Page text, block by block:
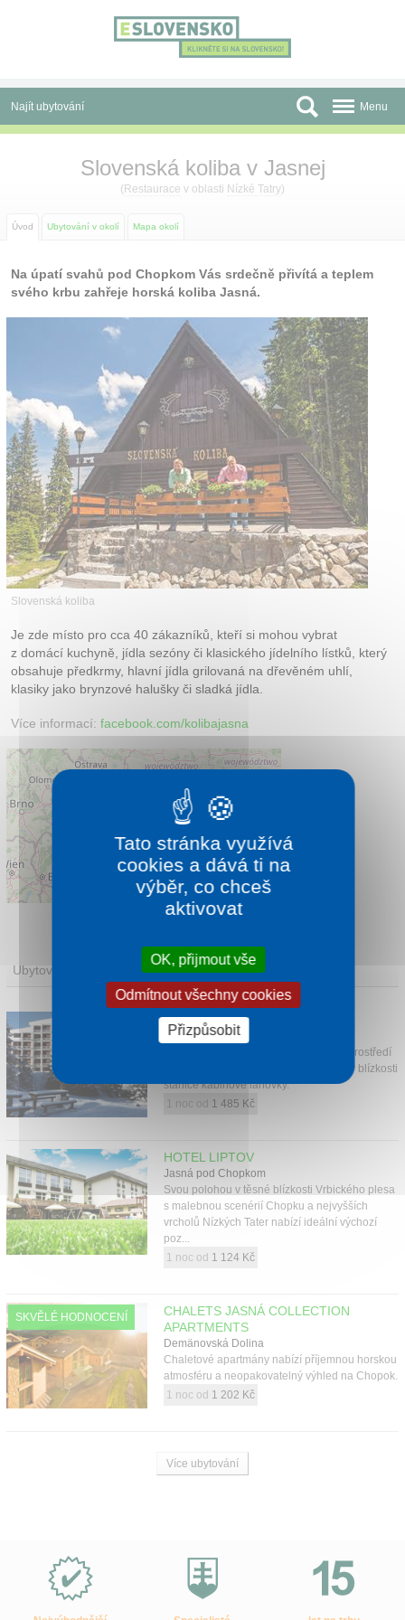
Najít ubytování
Autobusové zájezdy
Před cestou
Kontakt
Menu
Slovenská koliba v Jasnej
( Restaurace v oblasti Nízké Tatry)
Úvod Ubytování v okolí Mapa okolí
Na úpatí svahů pod Chopkom Vás srdečně přivítá a teplem
svého krbu zahřeje horská koliba Jasná.
Slovenská koliba
Je zde místo pro cca 40 zákazníků, kteří si mohou vybrat
z domácí kuchyně, jídla sezóny či klasického jídelního lístků, který
obsahuje předkrmy, hlavní jídla grilovaná na dřevěném uhlí,
klasiky jako brynzové halušky či sladká jídla.
Více informací: facebook.com/kolibajasna
OpenStreetMap contributors
Ubytování
HOTEL MARMOT JÁN ŠVERMA
Demänovská Dolina
U Vrbického plesa v nízkotatranském prostředí
je umístěn Hotel Marmot Ján Šverma, v blízkosti
stanice kabinové lanovky.
1 noc od 1 485 Kč
HOTEL LIPTOV
Jasná pod Chopkom
Svou polohou v těsné blízkosti Vrbického plesa
s malebnou scenérií Chopku a nejvyšších
vrcholů Nízkých Tater nabízí ideální výchozí
poz...
1 noc od 1 124 Kč
SKVĚLÉ HODNOCENÍ
CHALETS JASNÁ COLLECTION
APARTMENTS
Demänovská Dolina
Chaletové apartmány nabízí příjemnou horskou
atmosféru a neopakovatelný výhled na Chopok.
1 noc od 1 202 Kč
Více ubytování
Slovensko.cz?
Tato stránka využívá
cookies a dává ti na
výběr, co chceš
aktivovat
OK, přijmout vše
Odmítnout všechny cookies
Přizpůsobit